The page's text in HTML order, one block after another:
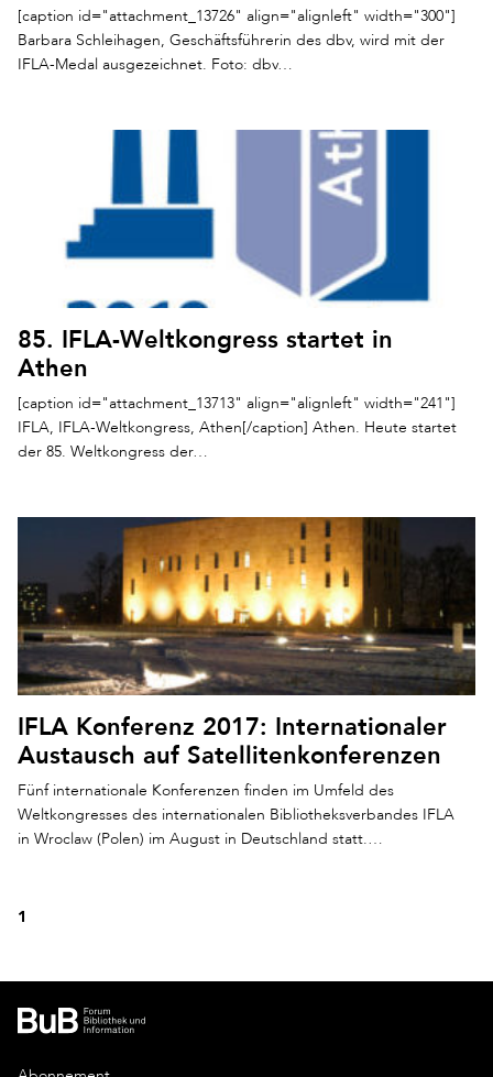
[caption id="attachment_13726" align="alignleft" width="300"]
Barbara Schleihagen, Geschäftsführerin des dbv, wird mit der
IFLA-Medal ausgezeichnet. Foto: dbv…
85. IFLA-Weltkongress startet in
Athen
[caption id="attachment_13713" align="alignleft" width="241"]
IFLA, IFLA-Weltkongress, Athen[/caption] Athen. Heute startet
der 85. Weltkongress der…
IFLA Konferenz 2017: Internationaler
Austausch auf Satellitenkonferenzen
Fünf internationale Konferenzen finden im Umfeld des
Weltkongresses des internationalen Bibliotheksverbandes IFLA
in Wroclaw (Polen) im August in Deutschland statt.…
1